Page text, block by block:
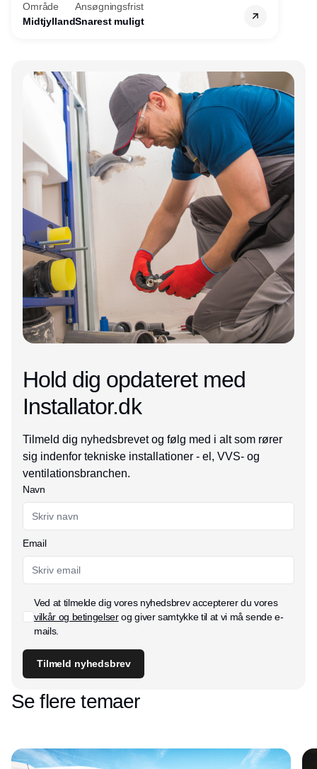
søger nu endnu en teknisk kollega - denne
gang til kundesupport på kontoret i Herning.
Område
Midtjylland
Ansøgningsfrist
Snarest muligt
Annonce
Hold dig opdateret med
Installator.dk
Tilmeld dig nyhedsbrevet og følg med i alt som rører
sig indenfor tekniske installationer - el, VVS- og
ventilationsbranchen.
Navn
Email
Ved at tilmelde dig vores nyhedsbrev accepterer du vores
vilkår og betingelserog giver samtykke til at vi må sende e-
mails.
Tilmeld nyhedsbrev
Se flere temaer